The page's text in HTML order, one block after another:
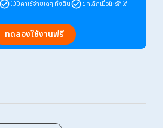
งการสร้างการเปลี่ยนแปลง ต้องมองหาคนที่
ะดับวัฒนธรรมองค์กร
นักงานจะพัฒนาได้ดีที่สุดเมื่อได้รับฟีดแบ็กจ
ดใจรับฟัง